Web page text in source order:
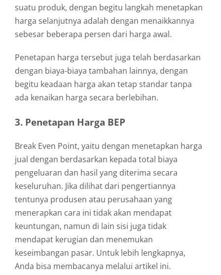
suatu produk, dengan begitu langkah menetapkan
harga selanjutnya adalah dengan menaikkannya
sebesar beberapa persen dari harga awal.
Penetapan harga tersebut juga telah berdasarkan
dengan biaya-biaya tambahan lainnya, dengan
begitu keadaan harga akan tetap standar tanpa
ada kenaikan harga secara berlebihan.
3. Penetapan Harga BEP
Break Even Point, yaitu dengan menetapkan harga
jual dengan berdasarkan kepada total biaya
pengeluaran dan hasil yang diterima secara
keseluruhan. Jika dilihat dari pengertiannya
tentunya produsen atau perusahaan yang
menerapkan cara ini tidak akan mendapat
keuntungan, namun di lain sisi juga tidak
mendapat kerugian dan menemukan
keseimbangan pasar. Untuk lebih lengkapnya,
Anda bisa membacanya melalui artikel ini.